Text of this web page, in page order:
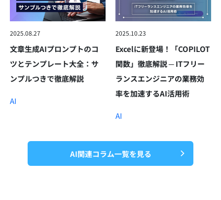
2025.08.27
文章生成AIプロンプトのコ
ツとテンプレート大全：サ
ンプルつきで徹底解説
AI
2025.10.23
Excelに新登場！「COPILOT
関数」徹底解説 ─ ITフリー
ランスエンジニアの業務効
率を加速するAI活用術
AI
AI関連コラム一覧を見る